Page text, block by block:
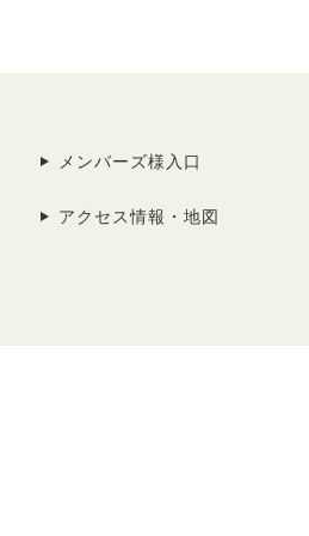
メンバーズ様入口
アクセス情報・地図